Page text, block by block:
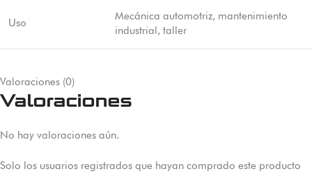
Uso
Mecánica automotriz, mantenimiento
industrial, taller
Valoraciones (0)
Valoraciones
No hay valoraciones aún.
Solo los usuarios registrados que hayan comprado este producto